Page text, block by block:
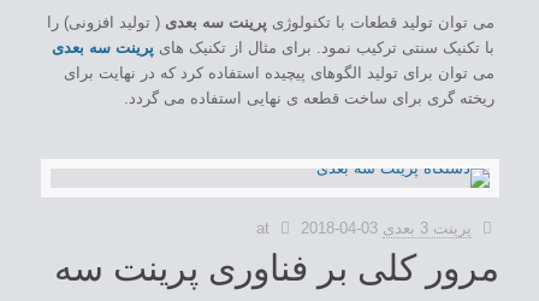
می توان تولید قطعات با تکنولوژی پرینت سه بعدی ( تولید افزونی) را
با تکنیک سنتی ترکیب نمود. برای مثال از تکنیک های پرینت سه بعدی
می توان برای تولید الگوهای پیچیده استفاده کرد که در نهایت برای
ریخته گری برای ساخت قطعه ی نهایی استفاده می گردد.
پرینت 3 بعدی at 2018-04-03
مرور کلی بر فناوری پرینت سه